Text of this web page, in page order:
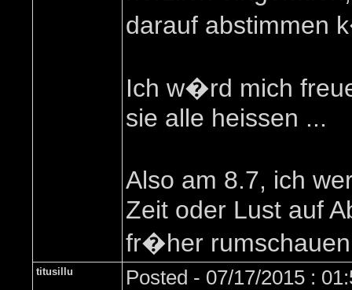
darauf abstimmen
Ich w�rd mich
sie alle heissen ...
Also am 8.7, ich
Zeit oder Lust auf
fr�her
titusillu Posted - 07/17/2015 :